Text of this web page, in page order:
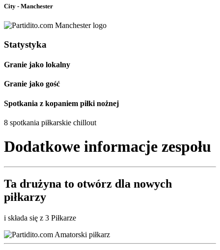
City - Manchester
Statystyka
Granie jako lokalny
Granie jako gość
Spotkania z kopaniem piłki nożnej
8 spotkania piłkarskie chillout
Dodatkowe informacje zespołu
Ta drużyna to otwórz dla nowych
piłkarzy
i składa się z 3 Piłkarze